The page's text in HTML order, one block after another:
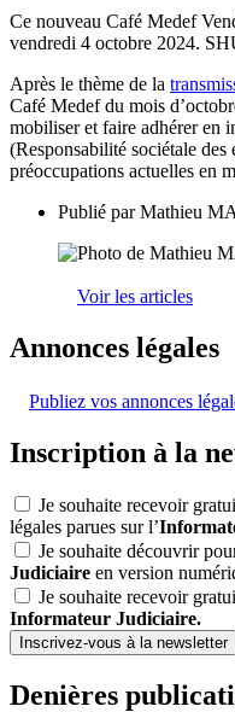
Ce nouveau Café Medef
vendredi 4 octobre 2024.
Après le thème de la
Café Medef du mois
mobiliser et faire adhérer en
(Responsabilité sociétale
préoccupations actuelles en
Publié parMathieu
Voir les articles
Annonces légales
Publiez vos annonces
Inscription à la
Je souhaite recevoir
légales parues sur l’
Je souhaite découvrir
Judiciaire en version
Je souhaite recevoir
Informateur Judiciaire.
Inscrivez-vous à la newsletter
Denières